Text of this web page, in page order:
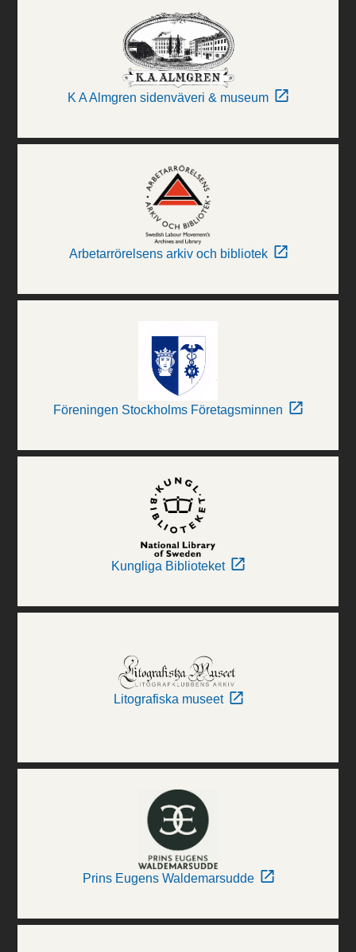
K A Almgren sidenväveri & museum
Arbetarrörelsens arkiv och bibliotek
Föreningen Stockholms Företagsminnen
Kungliga Biblioteket
Litografiska museet
Prins Eugens Waldemarsudde